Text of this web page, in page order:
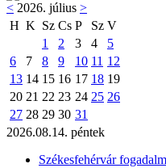
< 2026. július >
H K Sz Cs P Sz V
1
2 3 4
5
6
7 8 9 10 11 12
13 14 15 16 17 18 19
20 21 22 23 24 25 26
27 28 29 30 31
2026.08.14. péntek
Székesfehérvár